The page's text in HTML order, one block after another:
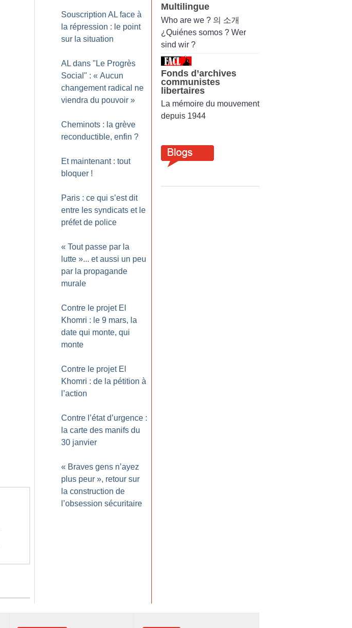
Souscription AL face à
la répression : le point
sur la situation
AL dans "Le Progrès
Social" : « Aucun
changement radical ne
viendra du pouvoir »
Cheminots : la grève
reconductible, enfin ?
Et maintenant : tout
bloquer !
Paris : ce qui s’est dit
entre les syndicats et le
préfet de police
« Tout passe par la
lutte »... et aussi un peu
par la propagande
murale
Contre le projet El
Khomri : le 9 mars, la
date qui monte, qui
monte
Contre le projet El
Khomri : de la pétition à
l’action
Contre l’état d’urgence :
la carte des manifs du
30 janvier
« Braves gens n’ayez
plus peur », retour sur
la construction de
l’obsession sécuritaire
Multilingue
Who are we ? 의 소개
¿Quiénes somos ? Wer
sind wir ?
Fonds d’archives
communistes
libertaires
La mémoire du mouvement
depuis 1944